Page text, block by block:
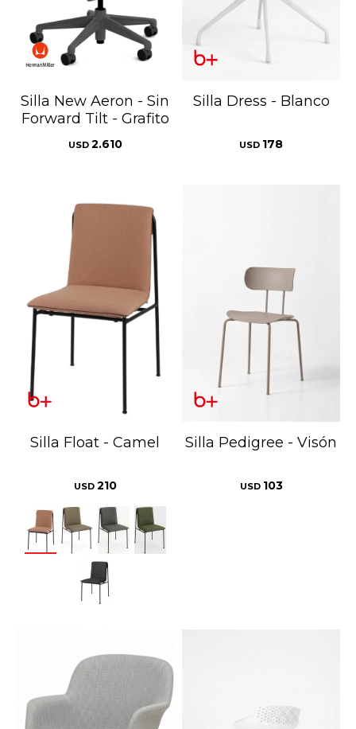
Silla New Aeron - Sin
Forward Tilt - Grafito
USD 2.610
Silla Dress - Blanco
USD 178
Silla Float - Camel
USD 210
Silla Pedigree - Visón
USD 103